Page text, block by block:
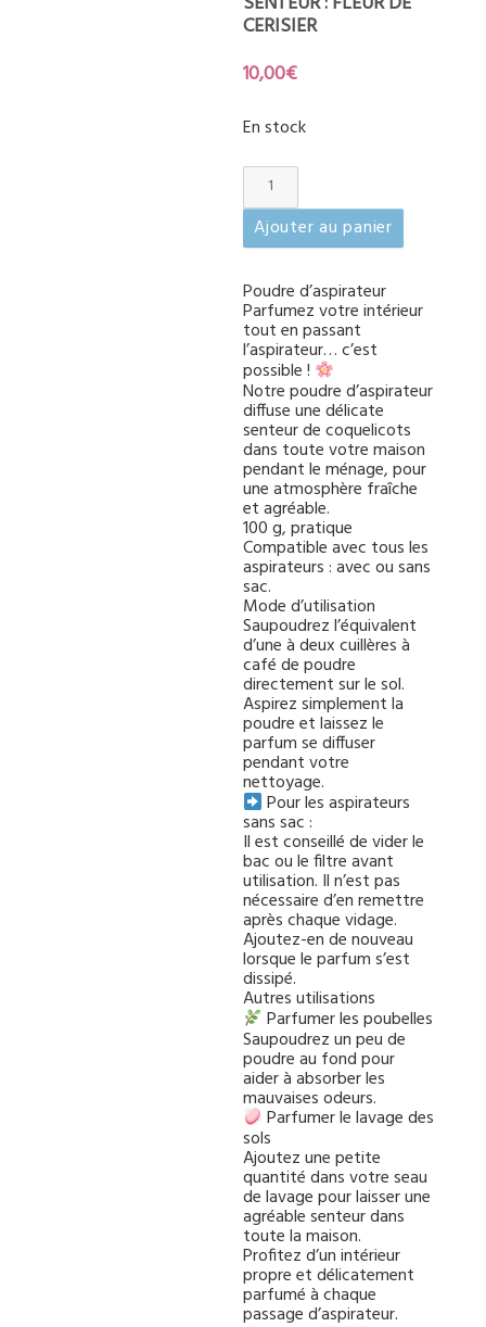
CERISIER
10,00€
En stock
quantité
de
Poudre
d'asoirateur
:
fleur
de
cerisier
Ajouter au panier
Poudre d’aspirateur
Parfumez votre intérieur
tout en passant
l’aspirateur… c’est
possible !
Notre poudre d’aspirateur
diffuse une délicate
senteur de coquelicots
dans toute votre maison
pendant le ménage, pour
une atmosphère fraîche
et agréable.
100 g, pratique
Compatible avec tous les
aspirateurs : avec ou sans
sac.
Mode d’utilisation
Saupoudrez l’équivalent
d’une à deux cuillères à
café de poudre
directement sur le sol.
Aspirez simplement la
poudre et laissez le
parfum se diffuser
pendant votre
nettoyage.
Pour les aspirateurs
sans sac :
Il est conseillé de vider le
bac ou le filtre avant
utilisation. Il n’est pas
nécessaire d’en remettre
après chaque vidage.
Ajoutez-en de nouveau
lorsque le parfum s’est
dissipé.
Autres utilisations
Parfumer les poubelles
Saupoudrez un peu de
poudre au fond pour
aider à absorber les
mauvaises odeurs.
Parfumer le lavage des
sols
Ajoutez une petite
quantité dans votre seau
de lavage pour laisser une
agréable senteur dans
toute la maison.
Profitez d’un intérieur
propre et délicatement
parfumé à chaque
passage d’aspirateur.